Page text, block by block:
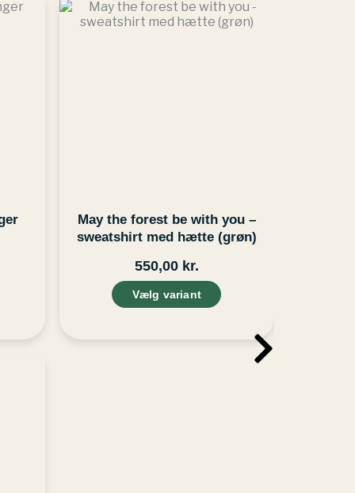
May the forest be with you –
sweatshirt med hætte (grøn)
550,00 kr.
Vælg variant
Dette
vare